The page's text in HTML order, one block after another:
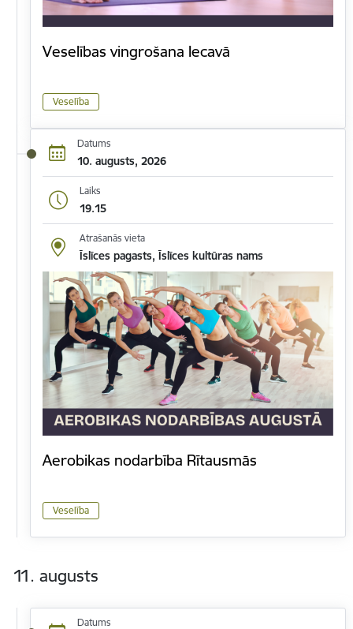
Veselības vingrošana Iecavā
Veselība
Datums
10. augusts, 2026
Laiks
19.15
Atrašanās vieta
Īslīces pagasts, Īslīces kultūras nams
Aerobikas nodarbība Rītausmās
Veselība
11. augusts
Datums